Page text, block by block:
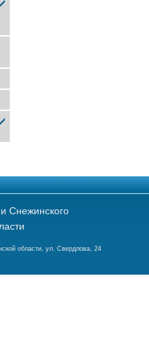
Снежинского
области, ул. Свердлова, 24